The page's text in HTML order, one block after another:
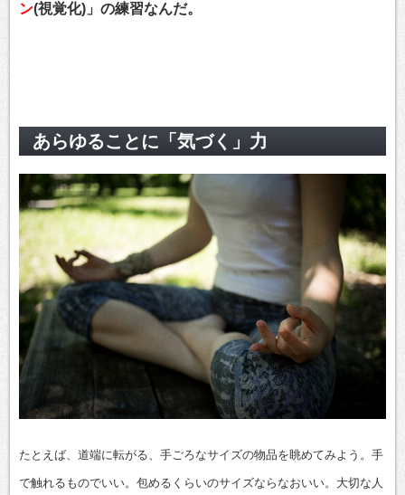
ン(視覚化)」の練習なんだ。
あらゆることに「気づく」力
たとえば、道端に転がる、手ごろなサイズの物品を眺めてみよう。手
で触れるものでいい。包めるくらいのサイズならなおいい。大切な人